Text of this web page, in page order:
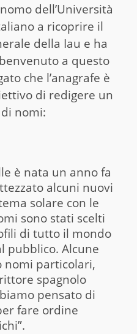
dell’Università
a ricoprire il
della Iau e ha
a questo
che l’anagrafe è
di redigere un
nomi:
è nata un anno fa
alcuni nuovi
solare con le
sono stati scelti
di tutto il mondo
pubblico. Alcune
nomi particolari,
spagnolo
pensato di
fare ordine